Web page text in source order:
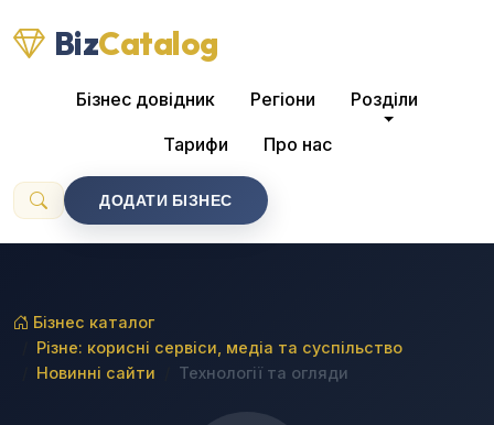
BizCatalog
Бізнес довідник Регіони Розділи
Тарифи Про нас
ДОДАТИ БІЗНЕС
Бізнес каталог
Різне: корисні сервіси, медіа та суспільство
Новинні сайти
Технології та огляди